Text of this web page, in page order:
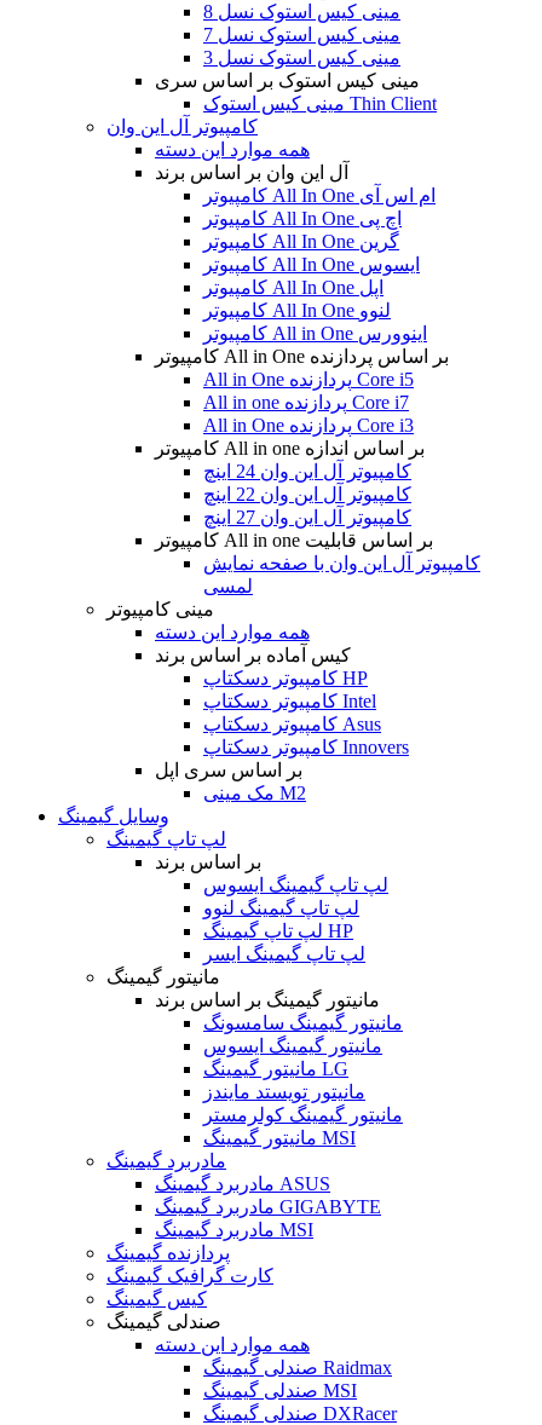
مینی کیس استوک نسل 8
مینی کیس استوک نسل 7
مینی کیس استوک نسل 3
مینی کیس استوک بر اساس سری
مینی کیس استوک Thin Client
کامپیوتر آل این وان
همه موارد این دسته
آل این وان بر اساس برند
کامپیوتر All In One ام اس آی
کامپیوتر All In One اچ پی
کامپیوتر All In One گرین
کامپیوتر All In One ایسوس
کامپیوتر All In One اپل
کامپیوتر All In One لنوو
کامپیوتر All in One اینوورس
کامپیوتر All in One بر اساس پردازنده
All in One پردازنده Core i5
All in one پردازنده Core i7
All in One پردازنده Core i3
کامپیوتر All in one بر اساس اندازه
کامپیوتر آل این وان 24 اینچ
کامپیوتر آل این وان 22 اینچ
کامپیوتر آل این وان 27 اینچ
کامپیوتر All in one بر اساس قابلیت
کامپیوتر آل این وان با صفحه نمایش
لمسی
مینی کامپیوتر
همه موارد این دسته
کیس آماده بر اساس برند
کامپیوتر دسکتاپ HP
کامپیوتر دسکتاپ Intel
کامپیوتر دسکتاپ Asus
کامپیوتر دسکتاپ Innovers
بر اساس سری اپل
مک مینی M2
وسایل گیمینگ
لپ تاپ گیمینگ
بر اساس برند
لپ تاپ گیمینگ ایسوس
لپ تاپ گیمینگ لنوو
لپ تاپ گیمینگ HP
لپ تاپ گیمینگ ایسر
مانیتور گیمینگ
مانیتور گیمینگ بر اساس برند
مانیتور گیمینگ سامسونگ
مانیتور گیمینگ ایسوس
مانیتور گیمینگ LG
مانیتور تویستد مایندز
مانیتور گیمینگ کولرمستر
مانیتور گیمینگ MSI
مادربرد گیمینگ
مادربرد گیمینگ ASUS
مادربرد گیمینگ GIGABYTE
مادربرد گیمینگ MSI
پردازنده گیمینگ
کارت گرافیک گیمینگ
کیس گیمینگ
صندلی گیمینگ
همه موارد این دسته
صندلی گیمینگ Raidmax
صندلی گیمینگ MSI
صندلی گیمینگ DXRacer